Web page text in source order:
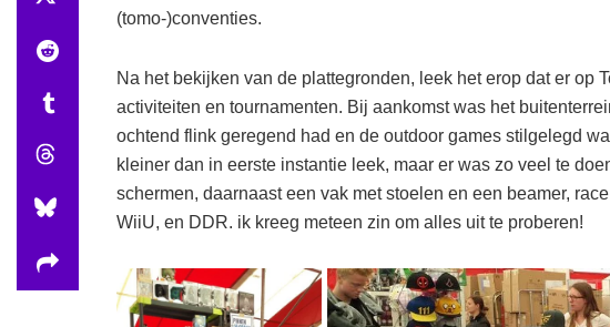
(tomo-)conventies.
Na het bekijken van de plattegronden, leek het erop dat er op
activiteiten en tournamenten. Bij aankomst was het
ochtend flink geregend had en de outdoor games stilgelegd
kleiner dan in eerste instantie leek, maar er was zo veel te
schermen, daarnaast een vak met stoelen en een beamer,
WiiU, en DDR. ik kreeg meteen zin om alles uit te proberen!